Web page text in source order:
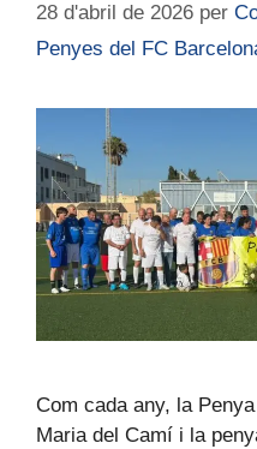
28 d'abril de 2026 per
Penyes del FC
Com cada any, la
Maria del Camí i la